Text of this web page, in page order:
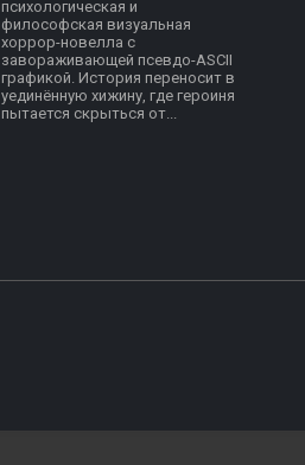
психологическая и
философская визуальная
хоррор-новелла с
завораживающей псевдо-ASCII
графикой. История переносит в
уединённую хижину, где героиня
пытается скрыться от...